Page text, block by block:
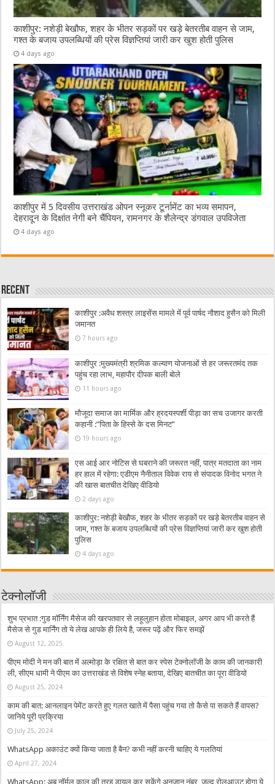
काशीपुर: नशेड़ी बेखौफ, शहर के भीतर सड़कों पर खड़े बेतरतीब वाहन से जाम,
गश्त के बजाय उपलब्धियों की प्रेस विज्ञप्तियां जारी कर खुश होती पुलिस
4 days ago
काशीपुर में 5 दिवसीय उत्तराखंड ओपन स्नूकर टूर्नामेंट का भव्य समापन,
देहरादून के दिक्षांत नेगी बने चैंपियन, रामनगर के शैलेन्द्र डंगवाल उपविजेता
4 days ago
Recent
काशीपुर :अवैध शस्त्र लाइसेंस मामले में पूर्व पार्षद नौशाद हुसैन को मिली
जमानत
7 hours ago
काशीपुर :मुख्यमंत्री श्रमिक कल्याण योजनाओं से हर जरूरतमंद तक
पहुंच रहा लाभ, महापौर दीपक बाली बोले
11 hours ago
मौजूदा समाज का मार्मिक और ह्रदयस्पर्शी पीड़ा का सच उजागर करती
कहानी :”पिता के हिस्से के दस मिनट”
19 hours ago
एस आई आर नोटिस से घबराने की जरूरत नहीं, पात्र मतदाता का नाम
हर हाल में रहेगा: एडीएम नैनीताल विवेक राय से संपादक विनोद भगत ने
की खास बातचीत देखिए वीडियो
2 days ago
काशीपुर: नशेड़ी बेखौफ, शहर के भीतर सड़कों पर खड़े बेतरतीब वाहन से
जाम, गश्त के बजाय उपलब्धियों की प्रेस विज्ञप्तियां जारी कर खुश होती
पुलिस
4 days ago
टेक्नोलॉजी
शुभ प्रभात :गुड मॉर्निंग मैसेज की खरपतवार से लहूलुहान होता मोबाइल, अगर आप भी करते हैं
मैसेज से गुड मार्निंग तो ये लेख आपके ही लिये है, जरूर पढ़ें और फिर समझें
August 12, 2025
पीएम मोदी ने मन की बात में अल्मोड़ा के रक्षित से बात कर स्पेस टेक्नोलॉजी के काम की जानकारी
ली, सीएम धामी ने पीएम का उत्तराखंड से विशेष स्नेह बताया, देखिए बातचीत का पूरा वीडियो
August 25, 2024
काम की बात: आनलाइन पेमेंट करते हुए गलत खाते में पैसा पहुंच गया तो कैसे पा सकते हैं वापस?
जानिये पूरी प्रक्रिया
July 25, 2024
WhatsApp अकाउंट क्यों किया जाता है बैन? कभी नहीं करनी चाहिए ये गलतियां
April 27, 2024
WhatsApp: अब नॉर्मल काल की तरह डायल कर सकेंगे अनजान नंबर, जल्द रोलआउट होगा ये